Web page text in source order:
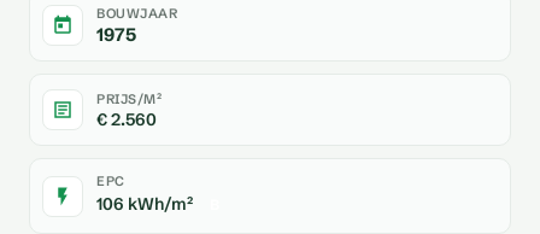
BOUWJAAR
1975
PRIJS/M²
€ 2.560
EPC
106 kWh/m²